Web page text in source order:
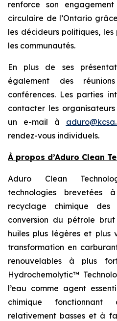
renforce son
circulaire de l’Ontario
les décideurs politiques,
les communautés.
En plus de ses
également des
conférences. Les parties
contacter les
un e-mail à
rendez-vous individuels.
À propos d’Aduro Clean
Aduro Clean
technologies brevetées
recyclage chimique des
conversion du pétrole
huiles plus légères et plus
transformation en
renouvelables à plus
Hydrochemolytic™
l’eau comme agent
chimique
relativement basses et à